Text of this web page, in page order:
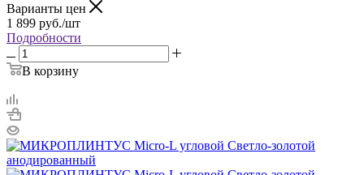
Варианты цен
1 899 руб./шт
Подробности
В корзину